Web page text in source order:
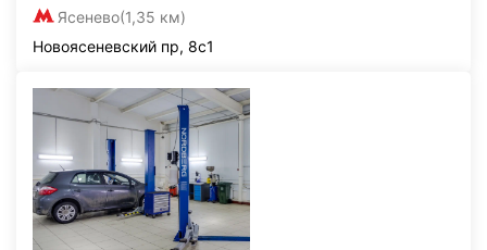
Ясенево(1,35 км)
Новоясеневский пр, 8с1